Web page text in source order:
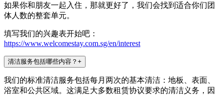
如果你和朋友一起入住，那就更好了，我们会找到适合你们团
体人数的整套单元。
填写我们的兴趣表开始吧：
https://www.welcomestay.com.sg/en/interest
清洁服务包括哪些内容？ +
我们的标准清洁服务包括每月两次的基本清洁：地板、表面、
浴室和公共区域。这满足大多数租赁协议要求的清洁义务，因